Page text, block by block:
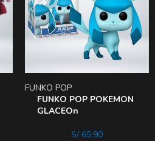
FUNKO POP POKEMON
GLACEOn
FUNKO POP
S/65.90